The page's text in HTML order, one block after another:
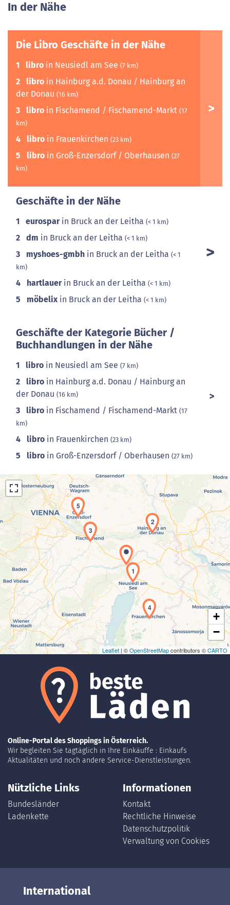
In der Nähe
Die Libro Geschäfte in der Nähe
1 libro in Neusiedl am See (7 km)
2 libro in Hainburg a.d. Donau / Hainburg an
der Donau (16 km)
3 libro in Fischamend / Fischamend-Markt (17
km)
4 libro in Frauenkirchen (23 km)
5 libro in Groß-Enzersdorf / Oberhausen (27
km)
Geschäfte in der Nähe
1 eurosparin Bruck an der Leitha (< 1 km)
2 dm in Bruck an der Leitha (< 1 km)
3 myshoes-gmbh in Bruck an der Leitha (< 1
km)
4 hartlauerin Bruck an der Leitha (< 1 km)
5 möbelix in Bruck an der Leitha (< 1 km)
Geschäfte der Kategorie Bücher /
Buchhandlungen in der Nähe
1 libro in Neusiedl am See (7 km)
2 libro in Hainburg a.d. Donau / Hainburg an
der Donau (16 km)
3 libro in Fischamend / Fischamend-Markt (17
km)
4 libro in Frauenkirchen (23 km)
5 libro in Groß-Enzersdorf / Oberhausen (27 km)
Laden der Karte...
1
2
3
4
5
+
−
Leaflet | ©OpenStreetMapcontributors ©CARTO
Online-Portal des Shoppings in Österreich.
Wir begleiten Sie tagtäglich in Ihre Einkäuffe : Einkaufs
Aktualitäten und noch andere Service-Dienstleistungen.
Nützliche Links
Bundesländer
Ladenkette
Informationen
Kontakt
Rechtliche Hinweise
Datenschutzpolitik
Verwaltung von Cookies
International